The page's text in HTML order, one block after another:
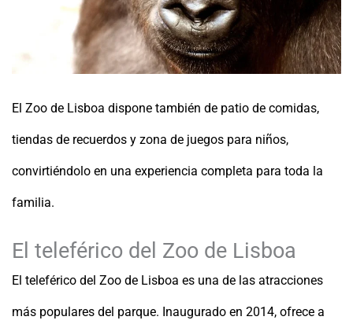
El Zoo de Lisboa dispone también de patio de comidas,
tiendas de recuerdos y zona de juegos para niños,
convirtiéndolo en una experiencia completa para toda la
familia.
El teleférico del Zoo de Lisboa
El teleférico del Zoo de Lisboa es una de las atracciones
más populares del parque. Inaugurado en 2014, ofrece a